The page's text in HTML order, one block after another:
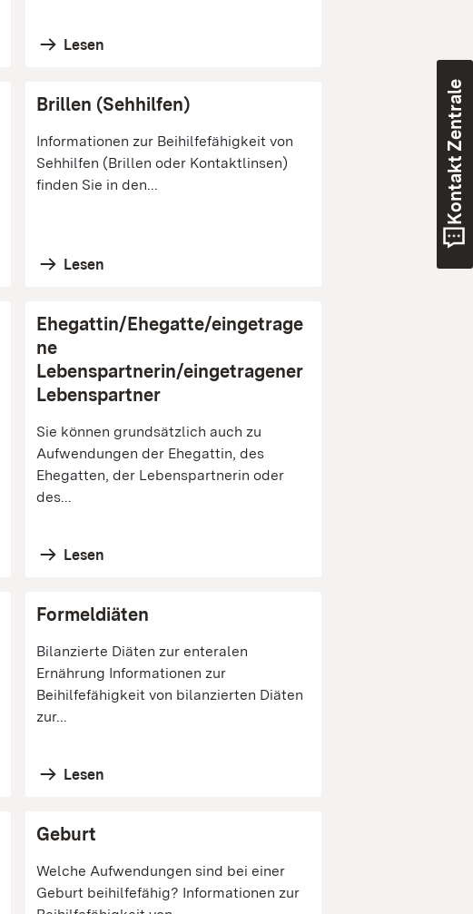
Lesen
Brillen (Sehhilfen)
Informationen zur Beihilfefähigkeit von
Sehhilfen (Brillen oder Kontaktlinsen)
finden Sie in den...
Lesen
Ehegattin/Ehegatte/eingetrage
ne
Lebenspartnerin/eingetragener
Lebenspartner
Sie können grundsätzlich auch zu
Aufwendungen der Ehegattin, des
Ehegatten, der Lebenspartnerin oder
des...
Lesen
Formeldiäten
Bilanzierte Diäten zur enteralen
Ernährung Informationen zur
Beihilfefähigkeit von bilanzierten Diäten
zur...
Lesen
Geburt
Welche Aufwendungen sind bei einer
Geburt beihilfefähig? Informationen zur
Kontakt Zentrale